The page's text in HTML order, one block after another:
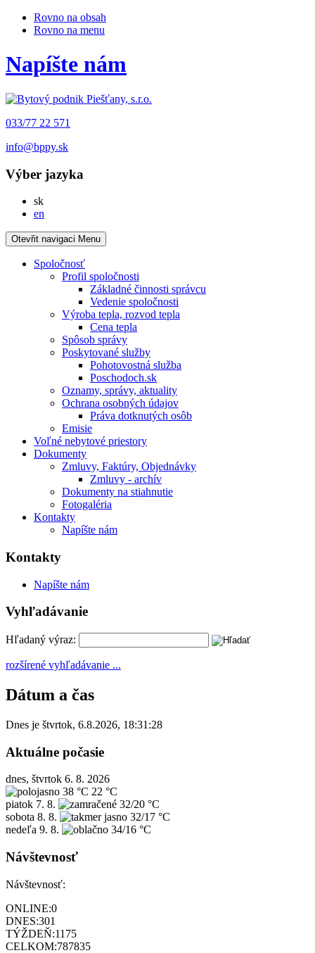
Rovno na obsah
Rovno na menu
Napíšte nám
033/77 22 571
info@bppy.sk
Výber jazyka
skSlovensky
en
Otevřit navigaci Menu
Spoločnosť
Profil spoločnosti
Základné činnosti správcu
Vedenie spoločnosti
Výroba tepla, rozvod tepla
Cena tepla
Spôsob správy
Poskytované služby
Pohotovostná služba
Poschodoch.sk
Oznamy, správy, aktuality
Ochrana osobných údajov
Práva dotknutých osôb
Emisie
Voľné nebytové priestory
Dokumenty
Zmluvy, Faktúry, Objednávky
Zmluvy - archív
Dokumenty na stiahnutie
Fotogaléria
Kontakty
Napíšte nám
Kontakty
Napíšte nám
Vyhľadávanie
Hľadaný výraz:
rozšírené vyhľadávanie ...
Dátum a čas
Dnes je štvrtok, 6.8.2026, 18:31:28
Aktuálne počasie
dnes, štvrtok 6. 8. 2026
38 °C 22 °C
piatok 7. 8.
32/20 °C
sobota 8. 8.
32/17 °C
nedeľa 9. 8. 34/16 °C
Návštevnosť
Návštevnosť:
ONLINE:0
DNES:301
TÝŽDEŇ:1175
CELKOM:787835